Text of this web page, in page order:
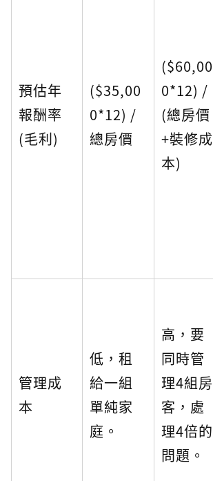
預估年
報酬率
(毛利)
($35,00
0*12) /
總房價
($60,00
0*12) /
(總房價
+裝修成
本)
管理成
本
低，租
給一組
單純家
庭。
高，要
同時管
理4組房
客，處
理4倍的
問題。